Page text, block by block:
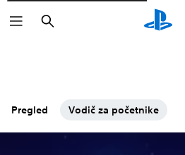
Pretraži
Pregled Vodič za početnike